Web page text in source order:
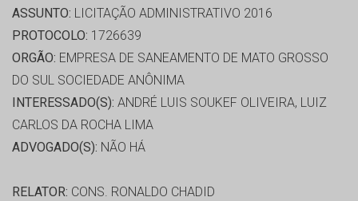
ASSUNTO: LICITAÇÃO ADMINISTRATIVO 2016
PROTOCOLO: 1726639
ORGÃO: EMPRESA DE SANEAMENTO DE MATO GROSSO
DO SUL SOCIEDADE ANÔNIMA
INTERESSADO(S): ANDRÉ LUIS SOUKEF OLIVEIRA, LUIZ
CARLOS DA ROCHA LIMA
ADVOGADO(S): NÃO HÁ
RELATOR: CONS. RONALDO CHADID